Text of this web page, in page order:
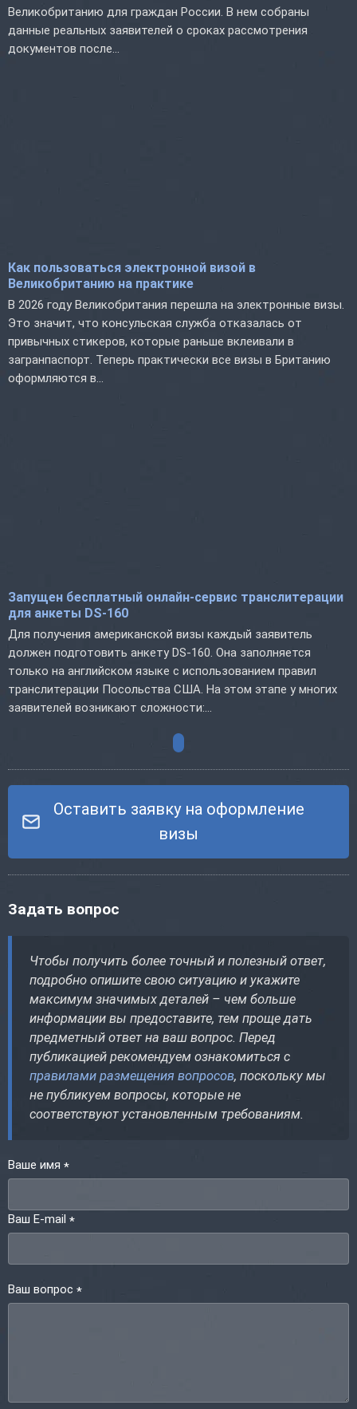
Великобританию для граждан России. В нем собраны
данные реальных заявителей о сроках рассмотрения
документов после...
Как пользоваться электронной визой в
Великобританию на практике
В 2026 году Великобритания перешла на электронные визы.
Это значит, что консульская служба отказалась от
привычных стикеров, которые раньше вклеивали в
загранпаспорт. Теперь практически все визы в Британию
оформляются в...
Запущен бесплатный онлайн-сервис транслитерации
для анкеты DS-160
Для получения американской визы каждый заявитель
должен подготовить анкету DS-160. Она заполняется
только на английском языке с использованием правил
транслитерации Посольства США. На этом этапе у многих
заявителей возникают сложности:...
Оставить заявку на оформление
визы
Задать вопрос
Чтобы получить более точный и полезный ответ,
подробно опишите свою ситуацию и укажите
максимум значимых деталей – чем больше
информации вы предоставите, тем проще дать
предметный ответ на ваш вопрос. Перед
публикацией рекомендуем ознакомиться с
правилами размещения вопросов, поскольку мы
не публикуем вопросы, которые не
соответствуют установленным требованиям.
Ваше имя *
Ваш E-mail *
Ваш вопрос *